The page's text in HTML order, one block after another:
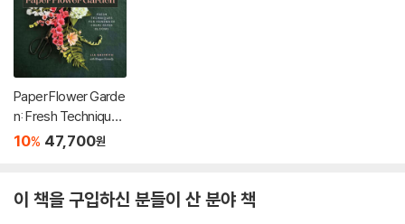
Paper Flower Garde
n: Fresh Techniques
for Handmade Crep
10% 47,700원
이 책을 구입하신 분들이 산 분야 책